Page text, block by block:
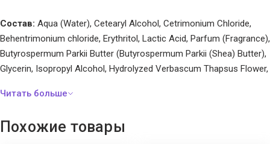
Состав: Aqua (Water), Cetearyl Alcohol, Cetrimonium Chloride,
Behentrimonium chloride, Erythritol, Lactic Acid, Parfum (Fragrance),
Butyrospermum Parkii Butter (Butyrospermum Parkii (Shea) Butter),
Glycerin, Isopropyl Alcohol, Hydrolyzed Verbascum Thapsus Flower,
Extract, Tartaric Acid, Saccharomyces ferment lysate filtrate,
Похожие товары